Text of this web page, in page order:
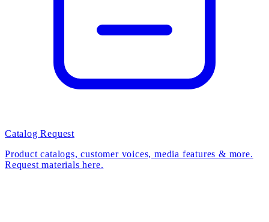
Catalog Request
Product catalogs, customer voices, media features & more.
Request materials here.